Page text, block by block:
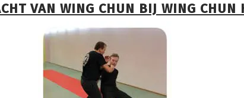
VAN WING CHUN BIJ WING CHUN